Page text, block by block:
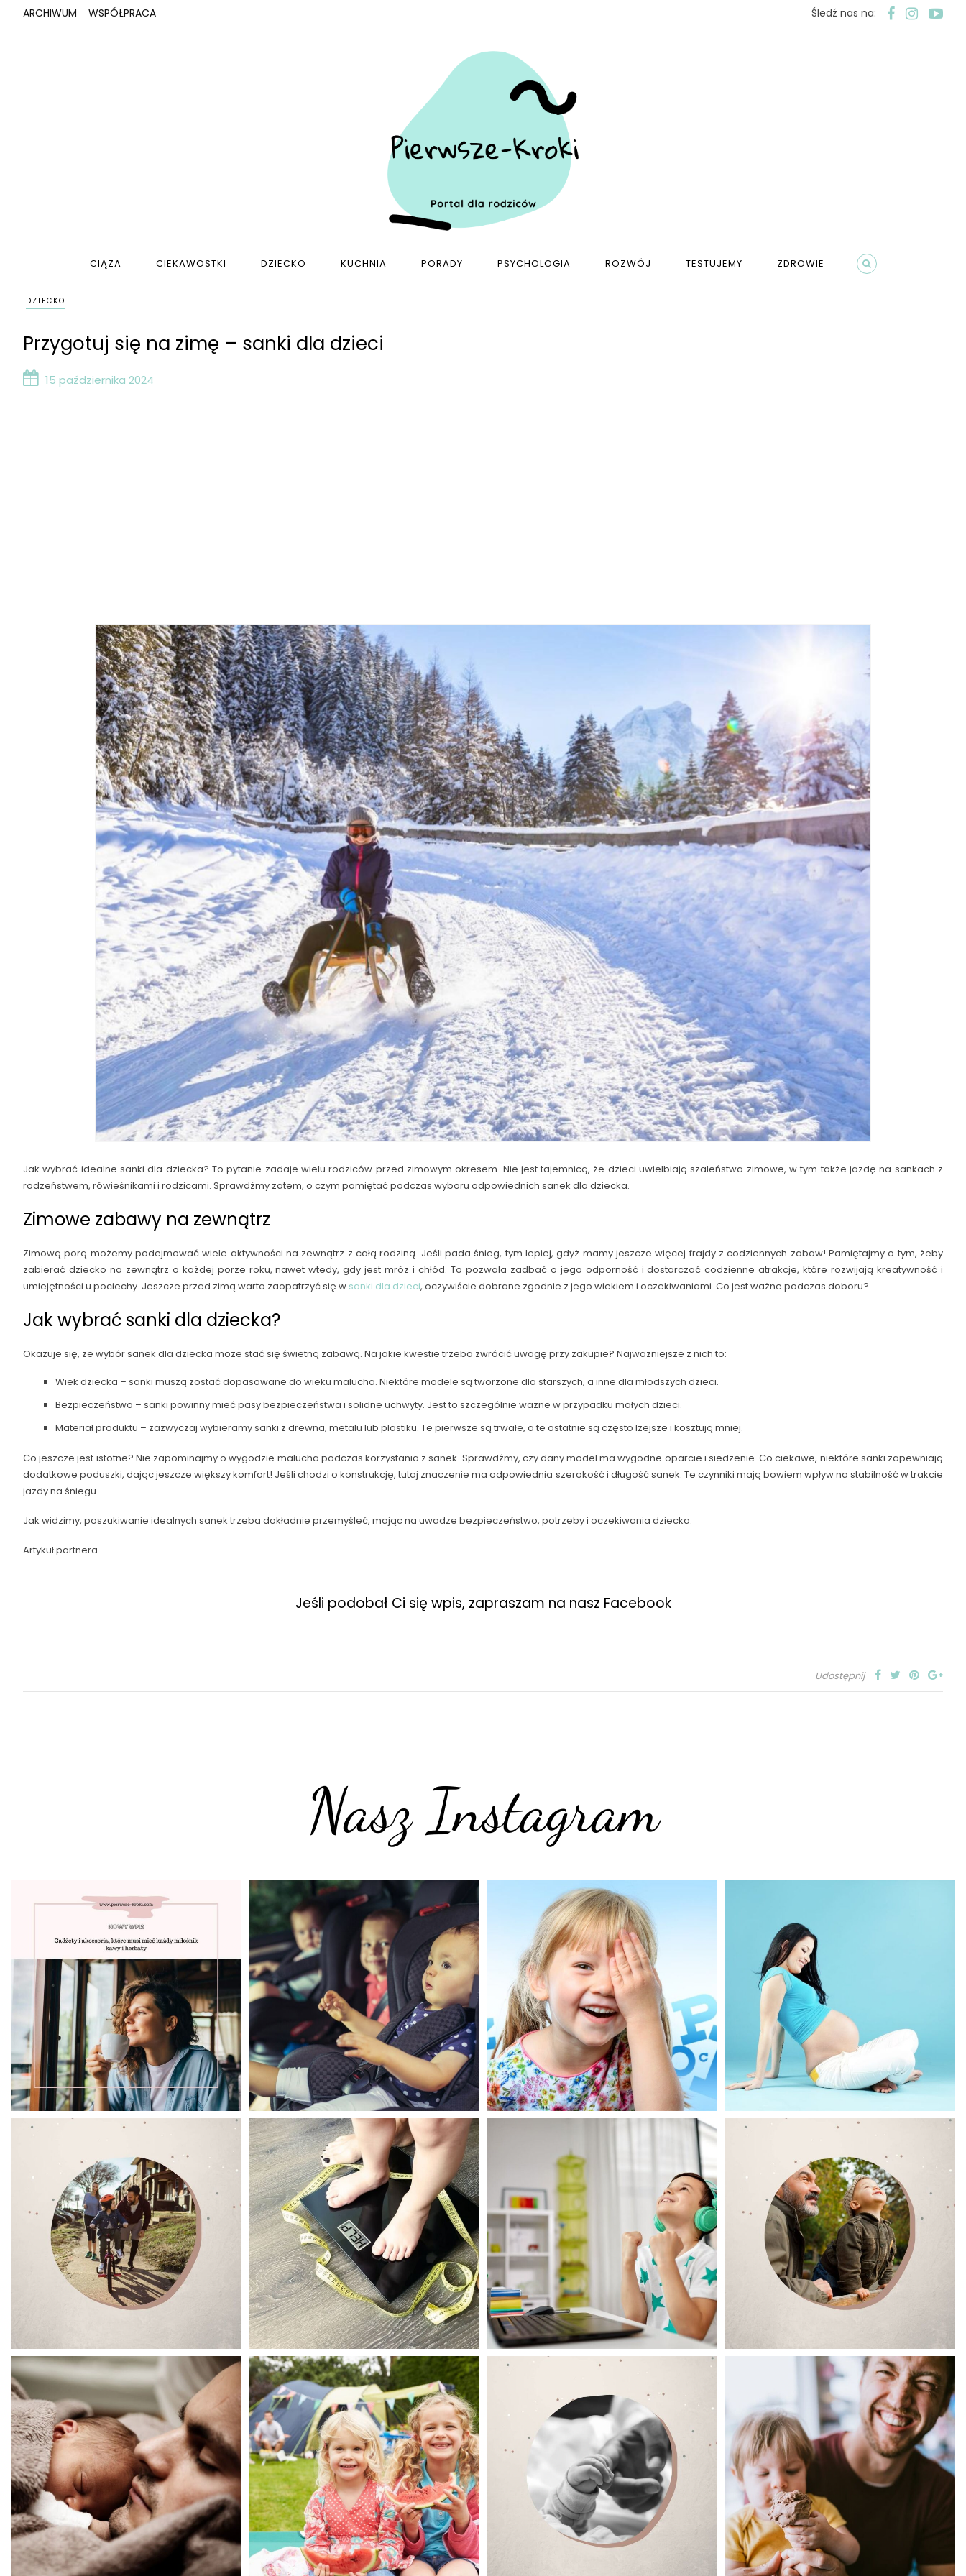
ARCHIWUM WSPÓŁPRACA Śledź nas na:
CIĄŻA CIEKAWOSTKI DZIECKO KUCHNIA PORADY PSYCHOLOGIA ROZWÓJ TESTUJEMY ZDROWIE
DZIECKO
Przygotuj się na zimę – sanki dla dzieci
15 października 2024
Jak wybrać idealne sanki dla dziecka? To pytanie zadaje wielu rodziców przed zimowym okresem. Nie jest tajemnicą, że dzieci uwielbiają szaleństwa zimowe, w tym także jazdę na sankach z
rodzeństwem, rówieśnikami i rodzicami. Sprawdźmy zatem, o czym pamiętać podczas wyboru odpowiednich sanek dla dziecka.
Zimowe zabawy na zewnątrz
Zimową porą możemy podejmować wiele aktywności na zewnątrz z całą rodziną. Jeśli pada śnieg, tym lepiej, gdyż mamy jeszcze więcej frajdy z codziennych zabaw! Pamiętajmy o tym, żeby
zabierać dziecko na zewnątrz o każdej porze roku, nawet wtedy, gdy jest mróz i chłód. To pozwala zadbać o jego odporność i dostarczać codzienne atrakcje, które rozwijają kreatywność i
umiejętności u pociechy. Jeszcze przed zimą warto zaopatrzyć się w sanki dla dzieci, oczywiście dobrane zgodnie z jego wiekiem i oczekiwaniami. Co jest ważne podczas doboru?
Jak wybrać sanki dla dziecka?
Okazuje się, że wybór sanek dla dziecka może stać się świetną zabawą. Na jakie kwestie trzeba zwrócić uwagę przy zakupie? Najważniejsze z nich to:
Wiek dziecka – sanki muszą zostać dopasowane do wieku malucha. Niektóre modele są tworzone dla starszych, a inne dla młodszych dzieci.
Bezpieczeństwo – sanki powinny mieć pasy bezpieczeństwa i solidne uchwyty. Jest to szczególnie ważne w przypadku małych dzieci.
Materiał produktu – zazwyczaj wybieramy sanki z drewna, metalu lub plastiku. Te pierwsze są trwałe, a te ostatnie są często lżejsze i kosztują mniej.
Co jeszcze jest istotne? Nie zapominajmy o wygodzie malucha podczas korzystania z sanek. Sprawdźmy, czy dany model ma wygodne oparcie i siedzenie. Co ciekawe, niektóre sanki zapewniają
dodatkowe poduszki, dając jeszcze większy komfort! Jeśli chodzi o konstrukcję, tutaj znaczenie ma odpowiednia szerokość i długość sanek. Te czynniki mają bowiem wpływ na stabilność w trakcie
jazdy na śniegu.
Jak widzimy, poszukiwanie idealnych sanek trzeba dokładnie przemyśleć, mając na uwadze bezpieczeństwo, potrzeby i oczekiwania dziecka.
Artykuł partnera.
Jeśli podobał Ci się wpis, zapraszam na nasz Facebook
Udostępnij
Nasz Instagram